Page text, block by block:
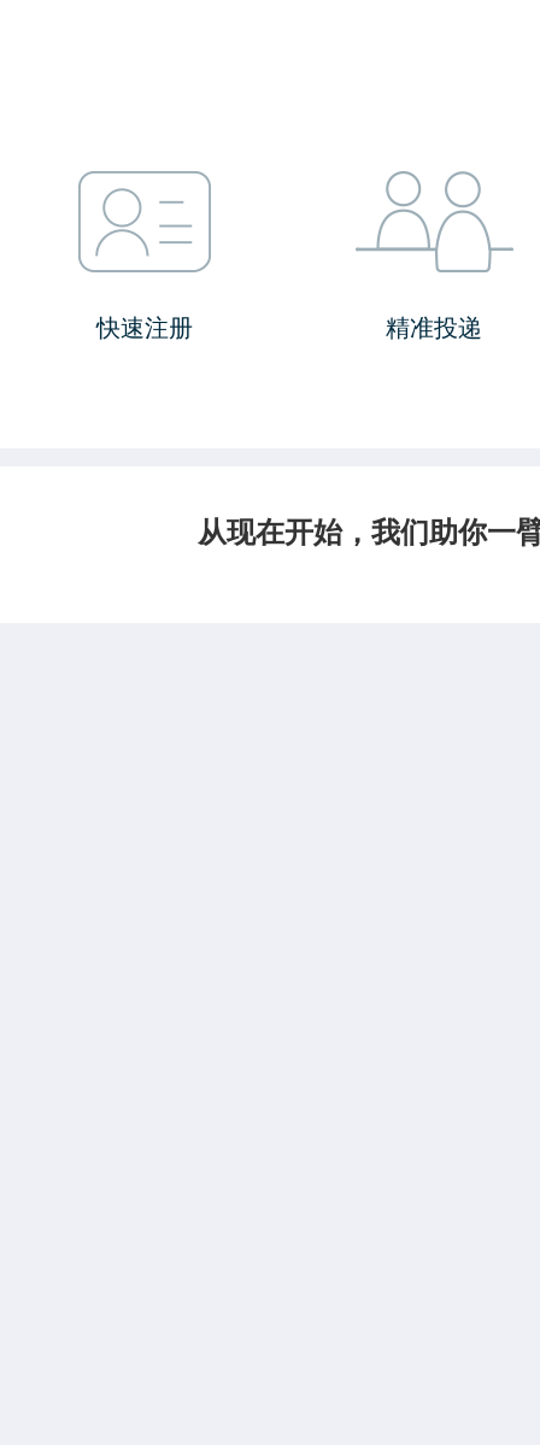
快速注册 精准投递
从现在开始，我们助你一